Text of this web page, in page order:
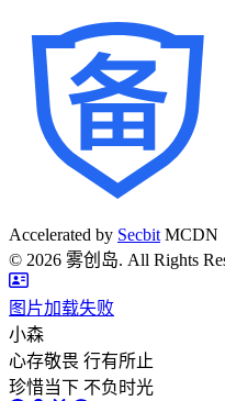
Accelerated by Secbit MCDN
© 2026 雾创岛. All Rights
图片加载失败
小森
心存敬畏 行有所止
珍惜当下 不负时光